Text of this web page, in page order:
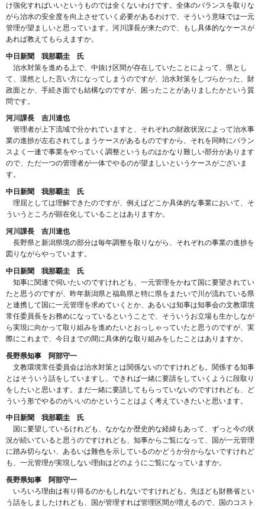
け強化すればいいというものでは全くないわけです。全体のバランスを取りな
がら治水の安全度を向上させていく必要があるわけで、そういう意味では一元
管理が望ましいと思っています。河川課長が来たので、もし具体的なケースが
あれば教えてもらえますか。
中日新聞 我那覇圭 氏
治水対策を進める上で、中抜け区間が存在していたことによって、県とし
て、漠然とした言い方になってしまうのですが、治水対策をしづらかった、財
政面とか、手続き面でも結構なのですが、困ったことがありましたかという質
問です。
河川課長 吉川達也
管理者が上下流域で分かれていますと、それぞれの財政状況によって治水事
業の進捗が左右されてしまうケースがあるものですから、それを同時にバラン
スよく一連で事業をやっていく調整というものはかなり難しい部分があります
ので、ただ一つの管理者が一体でやるのが望ましいというケースがございま
す。
中日新聞 我那覇圭 氏
理屈としては理解できたのですが、例えばどこか具体的な事業において、そ
ういうところが顕在化していることはありますか。
河川課長 吉川達也
長野県と新潟県境の部分は毎年調整を取りながら、それぞれの事業の進捗を
図りながらやっています。
中日新聞 我那覇圭 氏
知事に関連で伺いたいのですけれども、一元管理をかねて国に要望されてい
たと思うのですが、昨年新潟県と福島県と特に県をまたいで川が流れている県
と連携して国に一元管理を求めていくとか、あるいは知事は知事会の文教環境
常任委員長をお務めになっているということで、そういうお立場も生かしなが
ら実現に向かって取り組みを進めたいとおっしゃっていたと思うのですが、実
際にこれまで、今日までの間に具体的な取り組みをしたことはありますか。
長野県知事 阿部守一
文教環境常任委員会は治水対策とは関係ないのですけれども。関係する知事
とはそういう話をしていますし、できれば一緒に要請をしていくように段取り
をしたいと思います。まだ一緒に要請してもらっていないのですけれども、ど
ういう形でやるのがいいのかということはよく考えていきたいと思います。
中日新聞 我那覇圭 氏
国に要望しているけれども、なかなか歴史的な経緯もあって、ずっと今の状
況が続いていると思うのですけれども、知事からご覧になって、国が一元管理
に踏み切らない、あるいは難色を示しているのかどうか分からないですけれど
も、一元管理が実現しない理由はどのようにご覧になっていますか。
長野県知事 阿部守一
いろいろ理由は有り得るのかもしれないですけれども。先ほども財務省とい
う話をしましたけれども、国が管理すれば管理区間が増えるので、国のコスト